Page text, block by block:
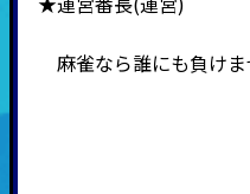
麻雀なら誰にも負け